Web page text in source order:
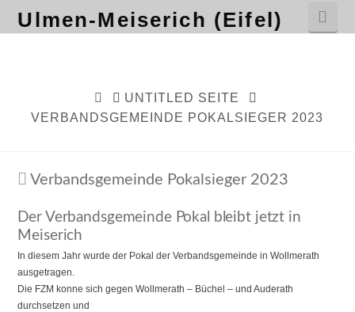
Ulmen-Meiserich (Eifel)
HOMEUNTITLED SEITE
VERBANDSGEMEINDE POKALSIEGER 2023
Verbandsgemeinde Pokalsieger 2023
Der Verbandsgemeinde Pokal bleibt jetzt in
Meiserich
In diesem Jahr wurde der Pokal der Verbandsgemeinde in Wollmerath
ausgetragen.
Die FZM konne sich gegen Wollmerath – Büchel – und Auderath
durchsetzen und